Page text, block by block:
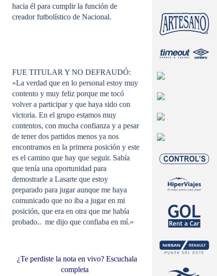
hacia él para cumplir la función de
creador futbolístico de Nacional.
FUE TITULAR Y NO DEFRAUDÓ:
«La verdad que en lo personal estoy muy
contento y muy feliz porque me tocó
volver a participar y que haya sido con
victoria. En el grupo estamos muy
contentos, con mucha confianza y a pesar
de tener dos partidos menos ya nos
encontramos en la primera posición y este
es el camino que hay que seguir. Sabía
que tenía una oportunidad para
demostrarle a Lasarte que estoy
preparado para jugar aunque me haya
comunicado que no iba a jugar en mi
posición, que era en otra que me había
probado.. me dijo que confiaba en mí.»
¿Te perdiste la nota en vivo? Escuchala
completa